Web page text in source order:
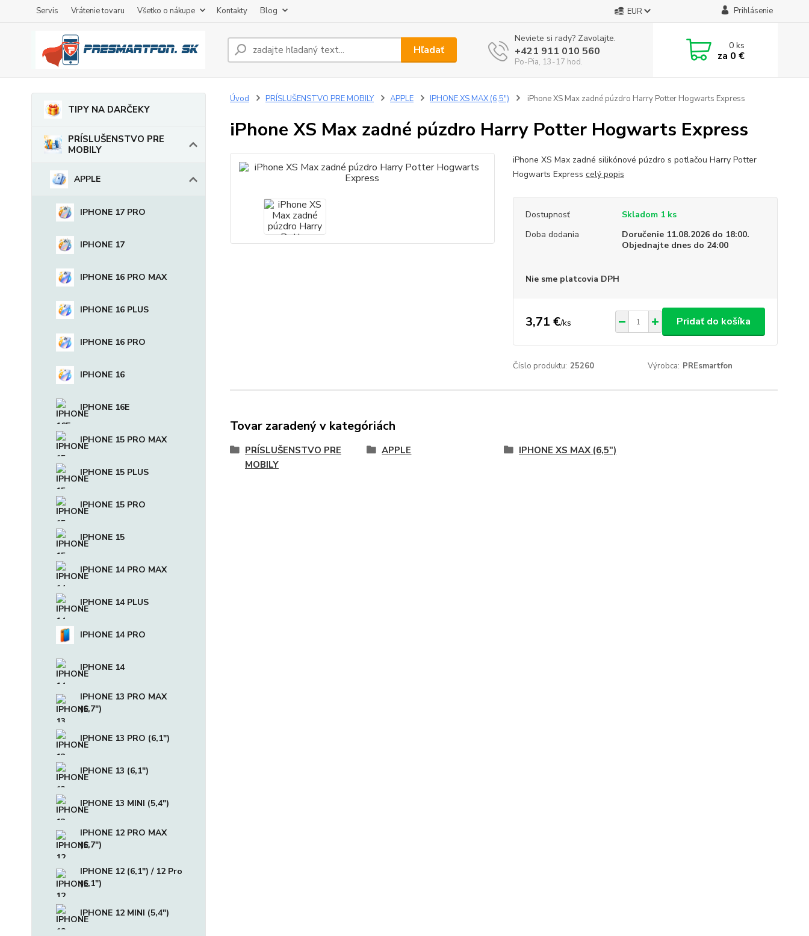
Servis Vrátenie tovaru Všetko o nákupe Kontakty Blog EUR Prihlásenie
Hľadať
Neviete si rady? Zavolajte.
+421 911 010 560
Po-Pia, 13-17 hod.
0ks
za 0 €
TIPY NA DARČEKY
PRÍSLUŠENSTVO PRE
MOBILY
APPLE
IPHONE 17 PRO
IPHONE 17
IPHONE 16 PRO MAX
IPHONE 16 PLUS
IPHONE 16 PRO
IPHONE 16
IPHONE 16E
IPHONE 15 PRO MAX
IPHONE 15 PLUS
IPHONE 15 PRO
IPHONE 15
IPHONE 14 PRO MAX
IPHONE 14 PLUS
IPHONE 14 PRO
IPHONE 14
IPHONE 13 PRO MAX
(6,7")
IPHONE 13 PRO (6,1")
IPHONE 13 (6,1")
IPHONE 13 MINI (5,4")
IPHONE 12 PRO MAX
(6,7")
IPHONE 12 (6,1") / 12 Pro
(6,1")
IPHONE 12 MINI (5,4")
Úvod PRÍSLUŠENSTVO PRE MOBILY APPLE IPHONE XS MAX (6,5") iPhone XS Max zadné púzdro Harry Potter Hogwarts Express
iPhone XS Max zadné púzdro Harry Potter Hogwarts Express
iPhone XS Max zadné silikónové púzdro s potlačou Harry Potter
Hogwarts Express celý popis
Dostupnosť
Skladom 1 ks
Doba dodania
Doručenie 11.08.2026 do 18:00.
Objednajte dnes do 24:00
Nie sme platcovia DPH
3,71 €/ks Pridať do košíka
Číslo produktu: 25260 Výrobca: PREsmartfon
Tovar zaradený v kategóriách
PRÍSLUŠENSTVO PRE
MOBILY
APPLE IPHONE XS MAX (6,5")